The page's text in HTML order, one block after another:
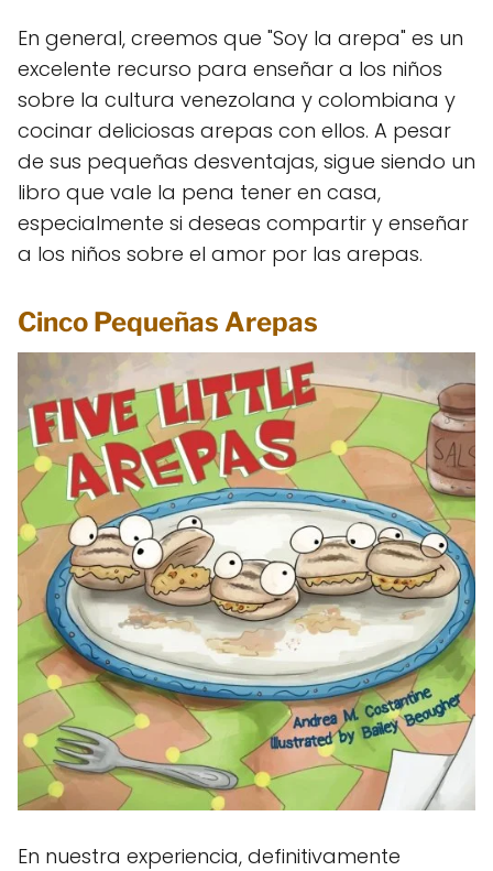
En general, creemos que "Soy la arepa" es un
excelente recurso para enseñar a los niños
sobre la cultura venezolana y colombiana y
cocinar deliciosas arepas con ellos. A pesar
de sus pequeñas desventajas, sigue siendo un
libro que vale la pena tener en casa,
especialmente si deseas compartir y enseñar
a los niños sobre el amor por las arepas.
Cinco Pequeñas Arepas
En nuestra experiencia, definitivamente